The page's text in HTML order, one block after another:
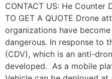
CONTACT US: He Counter
TO GET A QUOTE Drone
organizations have
dangerous. In response to
(CDV), which is an anti-
developed. As a mobile